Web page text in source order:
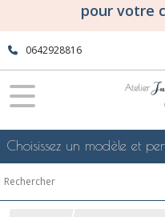
pour votre
0642928816